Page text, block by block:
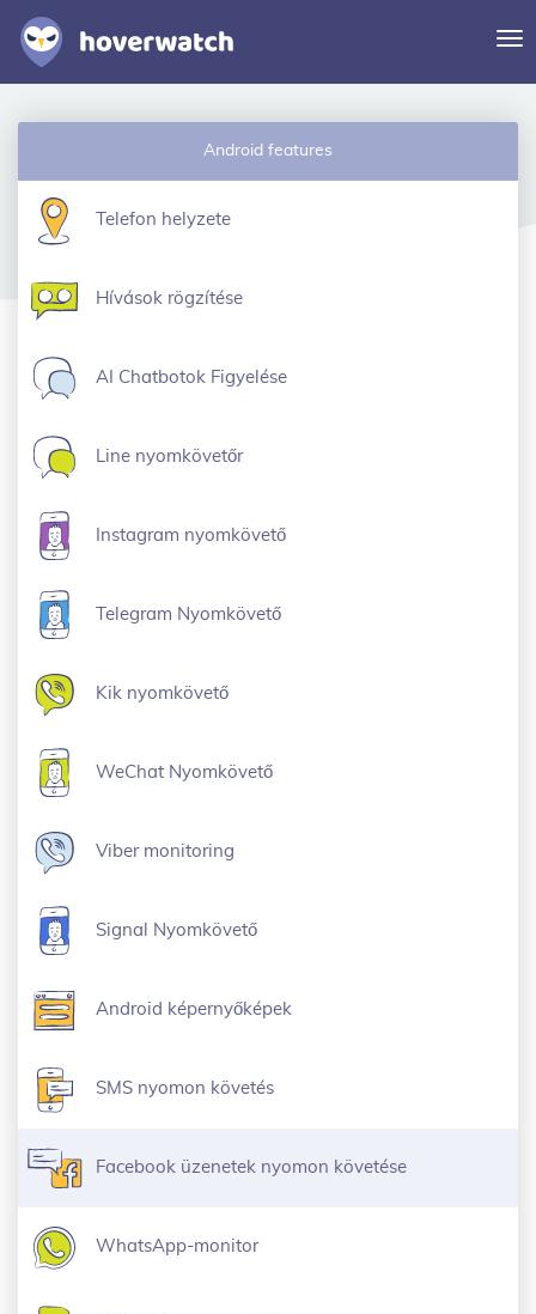
Funkciók
Bejelentkezés
Android features
Telefon helyzete
Hívások rögzítése
AI Chatbotok Figyelése
Line nyomkövetőr
Instagram nyomkövető
Telegram Nyomkövető
Kik nyomkövető
WeChat Nyomkövető
Viber monitoring
Signal Nyomkövető
Android képernyőképek
SMS nyomon követés
Facebook üzenetek nyomon követése
WhatsApp-monitor